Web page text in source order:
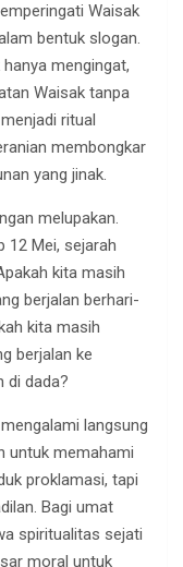
Waisak
bentuk slogan.
mengingat,
Waisak tanpa
ritual
membongkar
yang jinak.
melupakan.
12 Mei, sejarah
kita masih
berjalan berhari-
kita masih
berjalan ke
di dada?
langsung
untuk memahami
proklamasi, tapi
Bagi umat
spiritualitas sejati
moral untuk